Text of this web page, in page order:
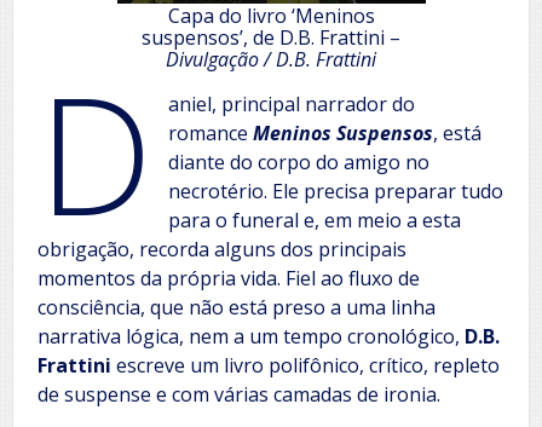
Capa do livro ‘Meninos
suspensos’, de D.B. Frattini –
Divulgação / D.B. Frattini
D
aniel, principal narrador do
romanceMeninos Suspensos, está
diante do corpo do amigo no
necrotério. Ele precisa preparar tudo
para o funeral e, em meio a esta
obrigação, recorda alguns dos principais
momentos da própria vida. Fiel ao fluxo de
consciência, que não está preso a uma linha
narrativa lógica, nem a um tempo cronológico, D.B.
Frattini escreve um livro polifônico, crítico, repleto
de suspense e com várias camadas de ironia.